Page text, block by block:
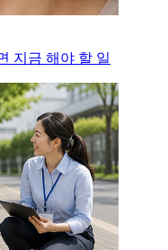
지금 해야 할 일